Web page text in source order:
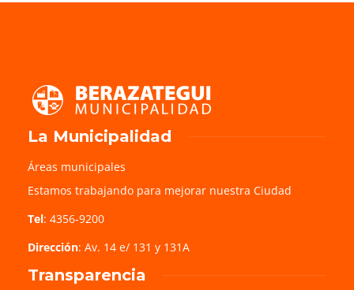
La Municipalidad
Áreas municipales
Estamos trabajando para mejorar nuestra Ciudad
Tel: 4356-9200
Dirección: Av. 14 e/ 131 y 131A
Transparencia